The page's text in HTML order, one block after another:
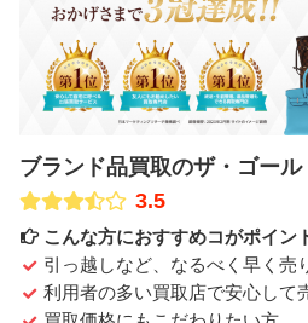
ブランド品買取のザ・ゴール
3.5
こんな方におすすめコがポイン
引っ越しなど、なるべく早く売
利用者の多い買取店で安心して